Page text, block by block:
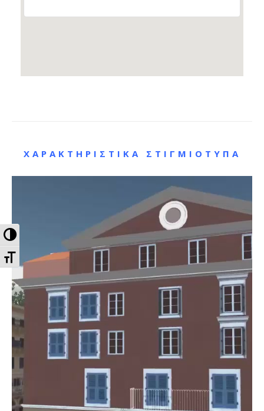
Εναλλαγή Υψηλής Αντίθεσης
Εναλλαγή Μεγέθους Γραμμάτων
ΧΑΡΑΚΤΗΡΙΣΤΙΚΆ ΣΤΙΓΜΙΌΤΥΠΑ